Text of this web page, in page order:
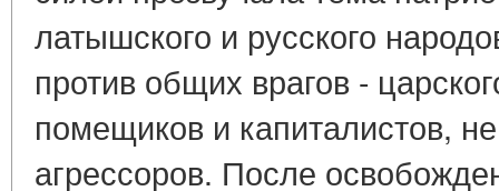
латышского и русского
против общих врагов -
помещиков и капиталистов,
агрессоров. После